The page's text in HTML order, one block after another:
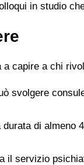
in studio
a capire a chi
svolgere
di almeno
il servizio